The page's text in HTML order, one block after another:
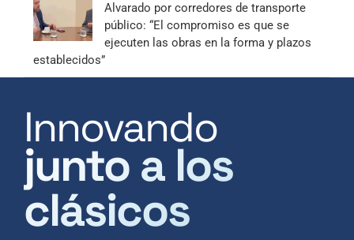
Alvarado por corredores de transporte
público: “El compromiso es que se
ejecuten las obras en la forma y plazos
establecidos”
Innovando
junto a los
clásicos